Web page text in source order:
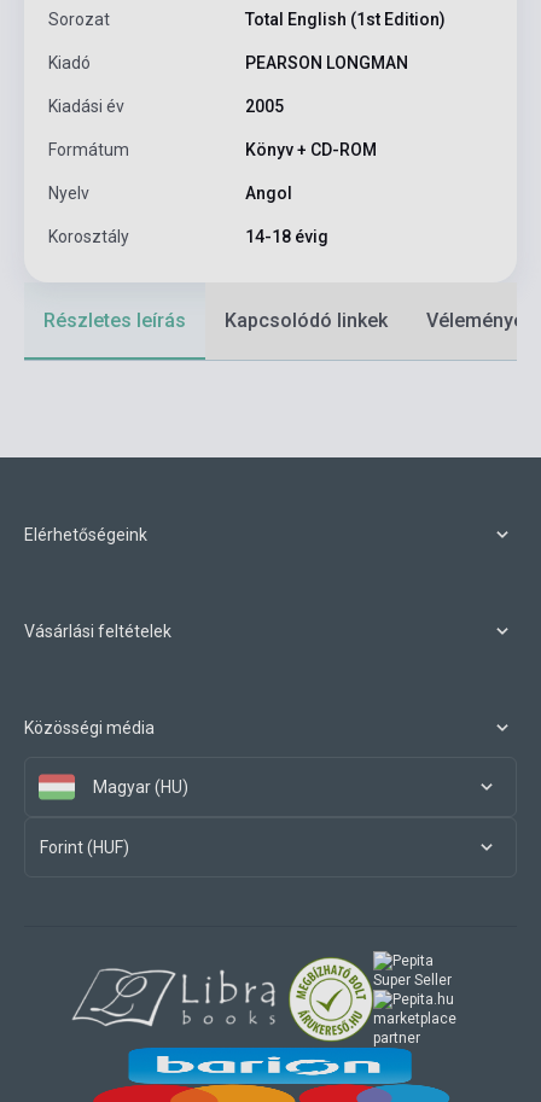
Sorozat Total English (1st Edition)
Kiadó PEARSON LONGMAN
Kiadási év 2005
Formátum Könyv + CD-ROM
Nyelv Angol
Korosztály 14-18 évig
Részletes leírás Kapcsolódó linkek Vélemények
Elérhetőségeink
Vásárlási feltételek
Közösségi média
Magyar (HU)
Forint (HUF)
marketplace
partner